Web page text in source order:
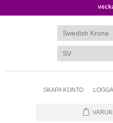
SKAPA KONTO